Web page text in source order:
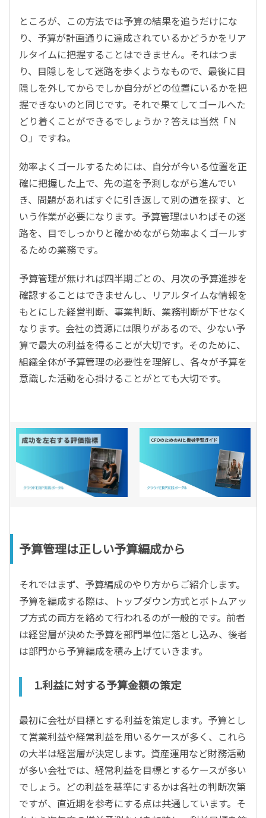
ところが、この方法では予算の結果を追うだけにな
り、予算が計画通りに達成されているかどうかをリア
ルタイムに把握することはできません。それはつま
り、目隠しをして迷路を歩くようなもので、最後に目
隠しを外してからでしか自分がどの位置にいるかを把
握できないのと同じです。それで果てしてゴールへた
どり着くことができるでしょうか？答えは当然「Ｎ
Ｏ」ですね。
効率よくゴールするためには、自分が今いる位置を正
確に把握した上で、先の道を予測しながら進んでい
き、問題があればすぐに引き返して別の道を探す、と
いう作業が必要になります。予算管理はいわばその迷
路を、目でしっかりと確かめながら効率よくゴールす
るための業務です。
予算管理が無ければ四半期ごとの、月次の予算進捗を
確認することはできませんし、リアルタイムな情報を
もとにした経営判断、事業判断、業務判断が下せなく
なります。会社の資源には限りがあるので、少ない予
算で最大の利益を得ることが大切です。そのために、
組織全体が予算管理の必要性を理解し、各々が予算を
意識した活動を心掛けることがとても大切です。
予算管理は正しい予算編成から
それではまず、予算編成のやり方からご紹介します。
予算を編成する際は、トップダウン方式とボトムアッ
プ方式の両方を絡めて行われるのが一般的です。前者
は経営層が決めた予算を部門単位に落とし込み、後者
は部門から予算編成を積み上げていきます。
1.利益に対する予算金額の策定
最初に会社が目標とする利益を策定します。予算とし
て営業利益や経常利益を用いるケースが多く、これら
の大半は経営層が決定します。資産運用など財務活動
が多い会社では、経常利益を目標とするケースが多い
でしょう。どの利益を基準にするかは各社の判断次第
ですが、直近期を参考にする点は共通しています。そ